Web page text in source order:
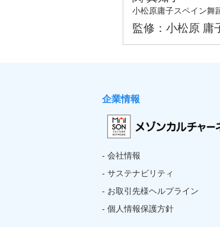
企業情報
- 会社情報
- サステナビリティ
- お取引先様ヘルプライン
- 個人情報保護方針